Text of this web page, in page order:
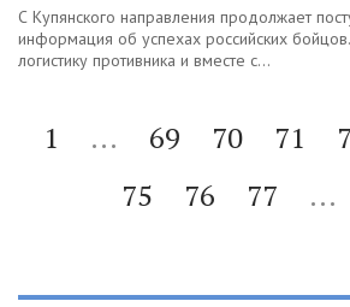
С Купянского направления продолжает
информация об успехах российских
логистику противника и вместе с...
1 ... 69 70 71
75
76 77 ...